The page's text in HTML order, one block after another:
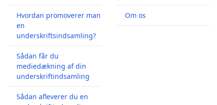
Hvordan promoverer man
en
underskriftsindsamling?
Sådan får du
mediedækning af din
underskriftindsamling
Sådan afleverer du en
Om os